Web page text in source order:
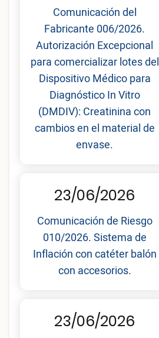
Comunicación del
Fabricante 006/2026.
Autorización Excepcional
para comercializar lotes del
Dispositivo Médico para
Diagnóstico In Vitro
(DMDIV): Creatinina con
cambios en el material de
envase.
23/06/2026
Comunicación de Riesgo
010/2026. Sistema de
Inflación con catéter balón
con accesorios.
23/06/2026